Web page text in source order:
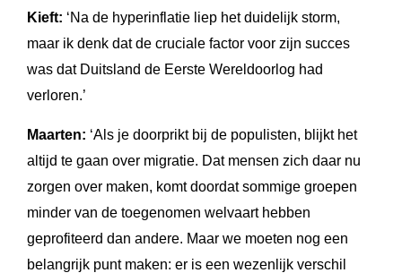
Kieft: ‘Na de hyperinflatie liep het duidelijk storm,
maar ik denk dat de cruciale factor voor zijn succes
was dat Duitsland de Eerste Wereldoorlog had
verloren.’
Maarten: ‘Als je doorprikt bij de populisten, blijkt het
altijd te gaan over migratie. Dat mensen zich daar nu
zorgen over maken, komt doordat sommige groepen
minder van de toegenomen welvaart hebben
geprofiteerd dan andere. Maar we moeten nog een
belangrijk punt maken: er is een wezenlijk verschil